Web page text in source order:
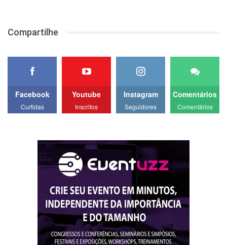
Compartilhe
Facebook
Curtidas
Youtube
Inscritos
Instagram
Seguidores
Comentários
Comentários